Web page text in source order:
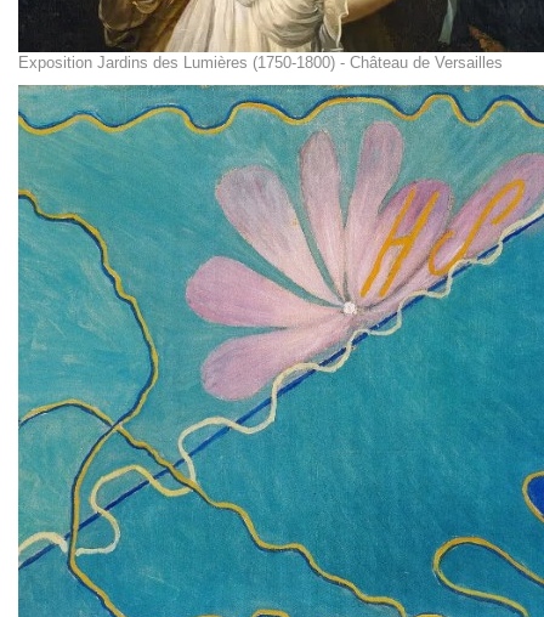
Exposition Jardins des Lumières (1750-1800) - Château de Versailles